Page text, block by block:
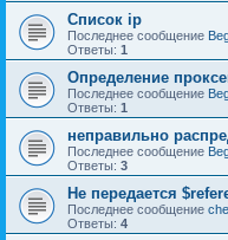
Список ip
Последнее сообщение
Ответы: 1
Определение
Последнее сообщение
Ответы: 1
неправильно
Последнее сообщение
Ответы: 3
Не передается
Последнее сообщение
Ответы: 4